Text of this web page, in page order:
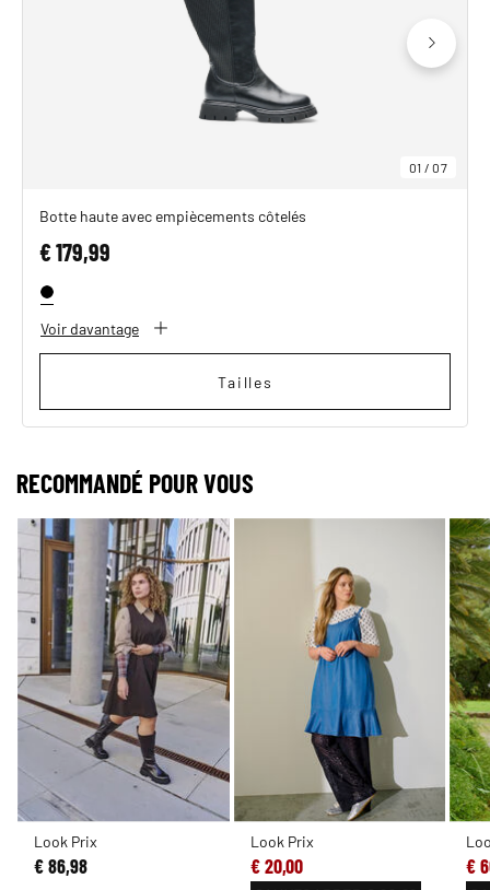
01 /07
Botte haute avec empiècements côtelés
€ 179,99
Voir davantage
Tailles
RECOMMANDÉ POUR VOUS
Look Prix
€ 86,98
Look Prix
€ 20,00 €